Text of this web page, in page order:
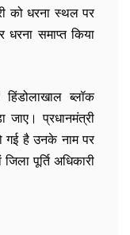
को धरना स्थल पर
समाप्त किया
ब्लॉक
जाए। प्रधानमंत्री
गई है उनके नाम पर
पूर्ति अधिकारी